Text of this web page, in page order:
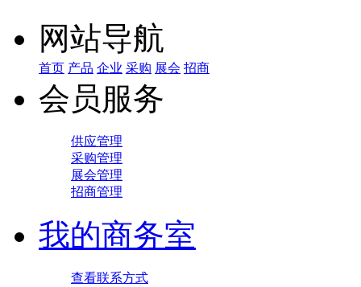
网站导航
首页 产品 企业 采购 展会 招商
会员服务
供应管理
采购管理
展会管理
招商管理
我的商务室
查看联系方式